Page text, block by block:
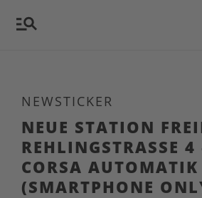
NEWSTICKER
NEUE STATION
REHLINGSTRASSE 4
CORSA AUTOMATIK
(SMARTPHONE